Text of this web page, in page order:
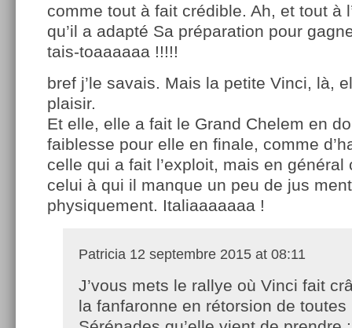
comme tout à fait crédible. Ah, et tout à
qu’il a adapté Sa préparation pour
tais-toaaaaaa !!!!!
bref j’le savais. Mais la petite Vinci, là,
plaisir.
Et elle, elle a fait le Grand Chelem en
faiblesse pour elle en finale, comme
celle qui a fait l’exploit, mais en général
celui à qui il manque un peu de jus
physiquement. Italiaaaaaaa !
Patricia 12 septembre 2015 at 08:11
J’vous mets le rallye où Vinci fait
la fanfaronne en rétorsion de toutes